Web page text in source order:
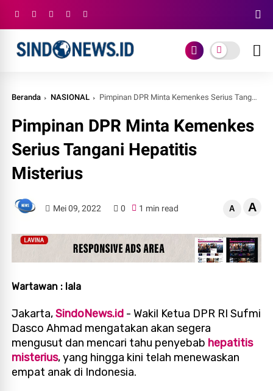
Beranda NASIONAL Pimpinan DPR Minta Kemenkes Serius Tangani Hepatitis Misterius
Pimpinan DPR Minta Kemenkes
Serius Tangani Hepatitis
Misterius
Mei 09, 2022 0 1 min read A A
Wartawan : lala
Jakarta,SindoNews.id - Wakil Ketua DPR RI Sufmi
Dasco Ahmad mengatakan akan segera
mengusut dan mencari tahu penyebab hepatitis
misterius, yang hingga kini telah menewaskan
empat anak di Indonesia.